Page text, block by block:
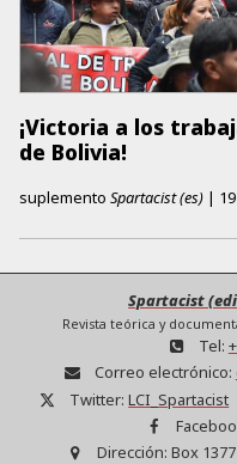
¡Victoria a los
de Bolivia!
suplemento Spartacist (es) |
Spartacist
Revista teórica y
Tel:
Correo electrónico:
Twitter: LCI_Spartacist
Dirección: Box